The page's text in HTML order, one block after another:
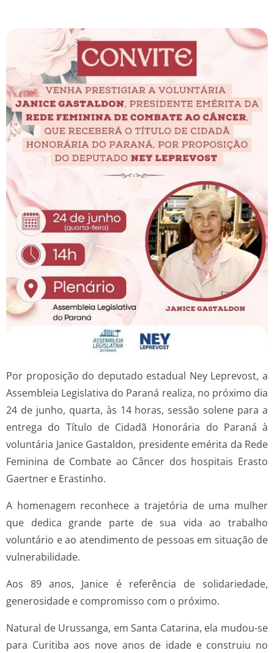
Por proposição do deputado estadual Ney Leprevost, a
Assembleia Legislativa do Paraná realiza, no próximo dia
24 de junho, quarta, às 14 horas, sessão solene para a
entrega do Título de Cidadã Honorária do Paraná à
voluntária Janice Gastaldon, presidente emérita da Rede
Feminina de Combate ao Câncer dos hospitais Erasto
Gaertner e Erastinho.
A homenagem reconhece a trajetória de uma mulher
que dedica grande parte de sua vida ao trabalho
voluntário e ao atendimento de pessoas em situação de
vulnerabilidade.
Aos 89 anos, Janice é referência de solidariedade,
generosidade e compromisso com o próximo.
Natural de Urussanga, em Santa Catarina, ela mudou-se
para Curitiba aos nove anos de idade e construiu no